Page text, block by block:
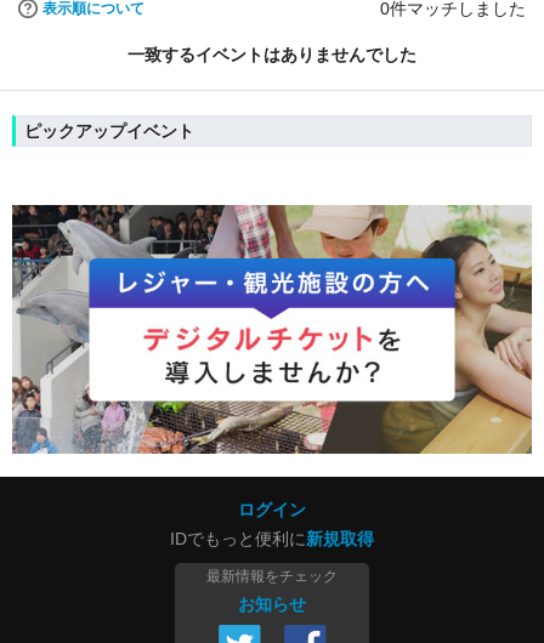
表示順について 0件マッチしました
一致するイベントはありませんでした
ピックアップイベント
ログイン
IDでもっと便利に新規取得
最新情報をチェック
お知らせ